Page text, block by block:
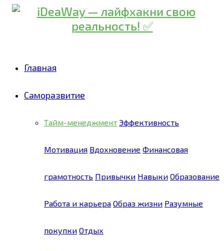
Главная
Саморазвитие
Тайм-менеджмент Эффективность
Мотивация Вдохновение Финансовая
грамотность Привычки Навыки Образование
Работа и карьера Образ жизни Разумные
покупки Отдых